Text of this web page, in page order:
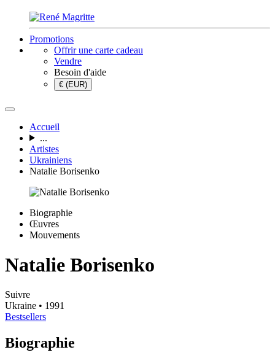
Promotions
Offrir une carte cadeau
Vendre
Besoin d'aide
€ (EUR)
Accueil
...
Artistes
Ukrainiens
Natalie Borisenko
Biographie
Œuvres
Mouvements
Natalie Borisenko
Suivre
Ukraine • 1991
Bestsellers
Biographie